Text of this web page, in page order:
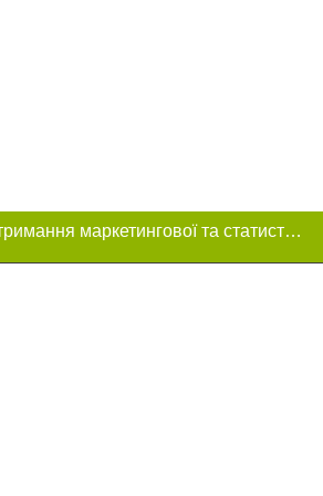
Цей сайт використовує «cookies». Також веб-сайт використовує інтернет-сервіс для збору технічних даних стосовно відвідувачів з метою отримання маркетингової та статистичної інформації. Умови обробки даних відвідувачів сайту див.